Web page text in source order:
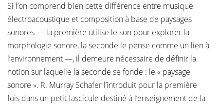
Si l’on comprend bien cette différence entre musique
électroacoustique et composition à base de paysages
sonores — la première utilise le son pour explorer la
morphologie sonore, la seconde le pense comme un lien à
l’environnement —, il demeure nécessaire de définir la
notion sur laquelle la seconde se fonde : le « paysage
sonore ». R. Murray Schafer l’introduit pour la première
fois dans un petit fascicule destiné à l’enseignement de la